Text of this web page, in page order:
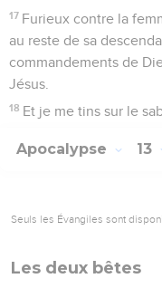
17 Furieux contre la
au reste de sa
commandements de
Jésus.
18 Et je me tins sur le
Apocalypse 13
Seuls les Évangiles sont
Les deux bêtes